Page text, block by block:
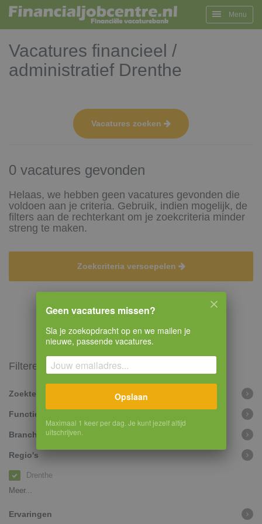
Menu
Vacatures financieel /
administratief Drenthe
Vacatures zoeken
0 vacatures gevonden
Helaas, we hebben geen vacatures gevonden die
voldoen aan je criteria. Gebruik, indien mogelijk, de
filters aan de rechterkant om je zoekcriteria minder
streng te maken.
Zoekcriteria versoepelen
Filteren
Zoekterm
Functiegroepen
Branches
Regio's
Drenthe
Meer...
Ervaringen
Geen vacatures missen?
Sla je zoekopdracht op en we mailen je
nieuwe, passende vacatures.
Opslaan
Maximaal 1 keer per dag. Je kunt jezelf altijd
uitschrijven.